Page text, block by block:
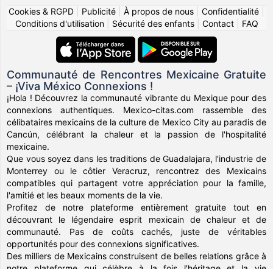
Cookies & RGPD
Publicité À propos de nous Confidentialité
Conditions d'utilisation| Sécurité des enfants| Contact| FAQ
Communauté de Rencontres Mexicaine Gratuite
– ¡Viva México Connexions !
¡Hola ! Découvrez la communauté vibrante du Mexique pour des
connexions authentiques. Mexico-citas.com rassemble des
célibataires mexicains de la culture de Mexico City au paradis de
Cancún, célébrant la chaleur et la passion de l'hospitalité
mexicaine.
Que vous soyez dans les traditions de Guadalajara, l'industrie de
Monterrey ou le côtier Veracruz, rencontrez des Mexicains
compatibles qui partagent votre appréciation pour la famille,
l'amitié et les beaux moments de la vie.
Profitez de notre plateforme entièrement gratuite tout en
découvrant le légendaire esprit mexicain de chaleur et de
communauté. Pas de coûts cachés, juste de véritables
opportunités pour des connexions significatives.
Des milliers de Mexicains construisent de belles relations grâce à